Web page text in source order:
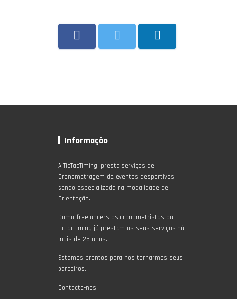
Informação
A TicTacTiming, presta serviços de
Cronometragem de eventos desportivos,
sendo especializada na modalidade de
Orientação.
Como freelancers os cronometristas da
TicTacTiming já prestam os seus serviços há
mais de 25 anos.
Estamos prontos para nos tornarmos seus
parceiros.
Contacte-nos.